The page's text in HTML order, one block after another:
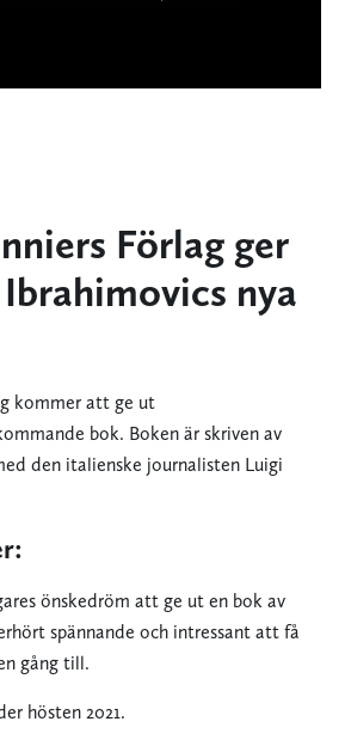
Förlag ger
nya
kommer att ge ut
bok. Boken är skriven av
den italienske journalisten Luigi
önskedröm att ge ut en bok av
spännande och intressant att få
gång till.
hösten 2021.